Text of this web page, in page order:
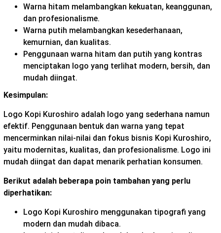
Warna hitam melambangkan kekuatan, keanggunan,
dan profesionalisme.
Warna putih melambangkan kesederhanaan,
kemurnian, dan kualitas.
Penggunaan warna hitam dan putih yang kontras
menciptakan logo yang terlihat modern, bersih, dan
mudah diingat.
Kesimpulan:
Logo Kopi Kuroshiro adalah logo yang sederhana namun
efektif. Penggunaan bentuk dan warna yang tepat
mencerminkan nilai-nilai dan fokus bisnis Kopi Kuroshiro,
yaitu modernitas, kualitas, dan profesionalisme. Logo ini
mudah diingat dan dapat menarik perhatian konsumen.
Berikut adalah beberapa poin tambahan yang perlu
diperhatikan:
Logo Kopi Kuroshiro menggunakan tipografi yang
modern dan mudah dibaca.